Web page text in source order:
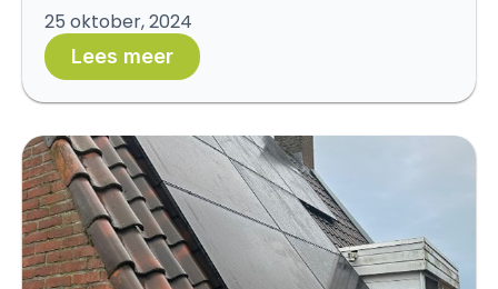
25 oktober, 2024
Lees meer